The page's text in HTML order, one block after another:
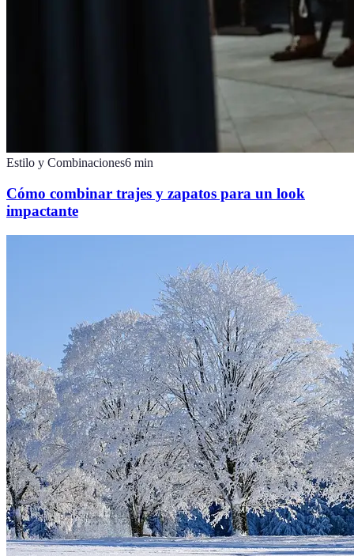
Estilo y Combinaciones6 min
Cómo combinar trajes y zapatos para un look
impactante